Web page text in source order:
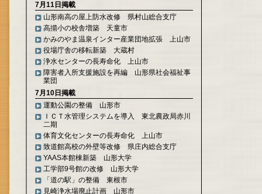
7月11日掲載
山形南高の屋上防水改修 県村山総合支庁
高擶小の校舎増築 天童市
かみのやま温泉インター産業団地拡張 上山市
役場庁舎の移転新築 大蔵村
浄水センターの長寿命化 上山市
障害者入所支援施設を再編 山形県社会福祉事
業団
7月10日掲載
運動公園の整備 山形市
ＩＣＴ水管理システムを導入 東北農政局赤川
二期
体育文化センターの長寿命化 上山市
致道館高校の外壁等改修 県庄内総合支庁
YAAS本館棟新築 山形大学
工学部9号館の改修 山形大学
「道の駅」の整備 東根市
見崎浄水場廃止計画 山形市